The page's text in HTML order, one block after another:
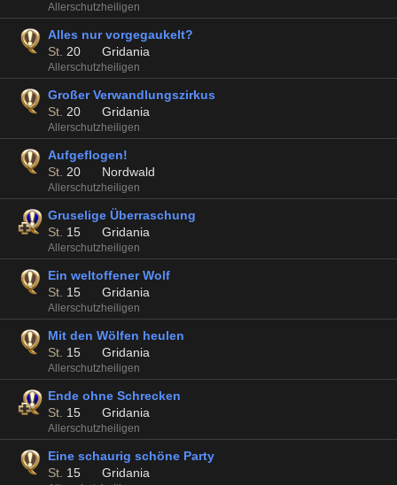
Allerschutzheiligen
Alles nur vorgegaukelt?
St. 20 Gridania
Allerschutzheiligen
Großer Verwandlungszirkus
St. 20 Gridania
Allerschutzheiligen
Aufgeflogen!
St. 20 Nordwald
Allerschutzheiligen
Gruselige Überraschung
St. 15 Gridania
Allerschutzheiligen
Ein weltoffener Wolf
St. 15 Gridania
Allerschutzheiligen
Mit den Wölfen heulen
St. 15 Gridania
Allerschutzheiligen
Ende ohne Schrecken
St. 15 Gridania
Allerschutzheiligen
Eine schaurig schöne Party
St. 15 Gridania